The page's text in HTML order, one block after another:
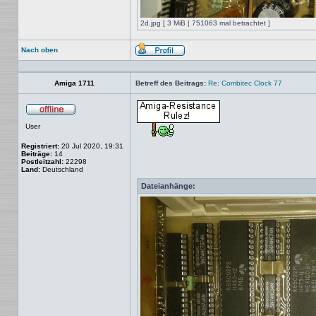
2d.jpg [ 3 MiB | 751063 mal betrachtet ]
Nach oben
Profil
Amiga 1711 Betreff des Beitrags: Re: Combitec Clock 77
User
Registriert: 20 Jul 2020, 19:31
Beiträge: 14
Postleitzahl: 22298
Land: Deutschland
Dateianhänge: